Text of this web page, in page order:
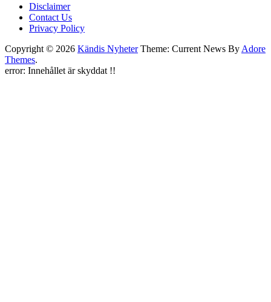
Disclaimer
Contact Us
Privacy Policy
Copyright © 2026 Kändis NyheterTheme: Current News By Adore
Themes.
error: Innehållet är skyddat !!